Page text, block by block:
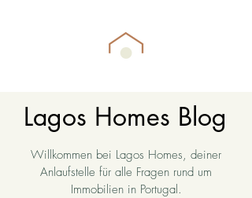
Lagos Homes Blog
Willkommen bei Lagos Homes, deiner
Anlaufstelle für alle Fragen rund um
Immobilien in Portugal.